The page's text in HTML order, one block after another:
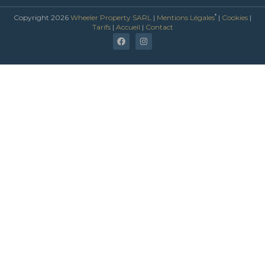
Copyright 2026 Wheeler Property SARL | Mentions Légales* | Cookies |
Tarifs| Accueil | Contact